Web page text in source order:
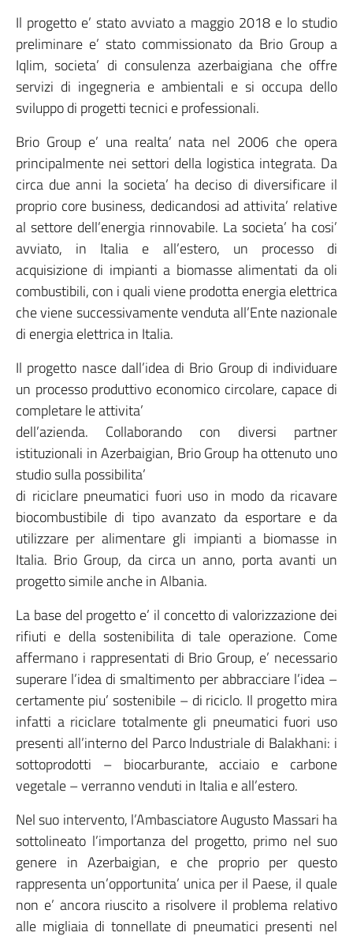
Il progetto e’ stato avviato a maggio 2018 e lo studio
preliminare e’ stato commissionato da Brio Group a
Iqlim, societa’ di consulenza azerbaigiana che offre
servizi di ingegneria e ambientali e si occupa dello
sviluppo di progetti tecnici e professionali.
Brio Group e’ una realta’ nata nel 2006 che opera
principalmente nei settori della logistica integrata. Da
circa due anni la societa’ ha deciso di diversificare il
proprio core business, dedicandosi ad attivita’ relative
al settore dell’energia rinnovabile. La societa’ ha cosi’
avviato, in Italia e all’estero, un processo di
acquisizione di impianti a biomasse alimentati da oli
combustibili, con i quali viene prodotta energia elettrica
che viene successivamente venduta all’Ente nazionale
di energia elettrica in Italia.
Il progetto nasce dall’idea di Brio Group di individuare
un processo produttivo economico circolare, capace di
completare le attivita’
dell’azienda. Collaborando con diversi partner
istituzionali in Azerbaigian, Brio Group ha ottenuto uno
studio sulla possibilita’
di riciclare pneumatici fuori uso in modo da ricavare
biocombustibile di tipo avanzato da esportare e da
utilizzare per alimentare gli impianti a biomasse in
Italia. Brio Group, da circa un anno, porta avanti un
progetto simile anche in Albania.
La base del progetto e’ il concetto di valorizzazione dei
rifiuti e della sostenibilita di tale operazione. Come
affermano i rappresentati di Brio Group, e’ necessario
superare l’idea di smaltimento per abbracciare l’idea –
certamente piu’ sostenibile – di riciclo. Il progetto mira
infatti a riciclare totalmente gli pneumatici fuori uso
presenti all’interno del Parco Industriale di Balakhani: i
sottoprodotti – biocarburante, acciaio e carbone
vegetale – verranno venduti in Italia e all’estero.
Nel suo intervento, l’Ambasciatore Augusto Massari ha
sottolineato l’importanza del progetto, primo nel suo
genere in Azerbaigian, e che proprio per questo
rappresenta un’opportunita’ unica per il Paese, il quale
non e’ ancora riuscito a risolvere il problema relativo
alle migliaia di tonnellate di pneumatici presenti nel